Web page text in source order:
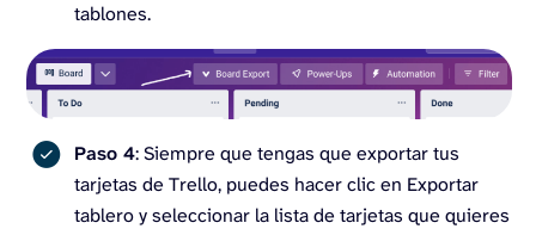
tablones.
Paso 4: Siempre que tengas que exportar tus
tarjetas de Trello, puedes hacer clic en Exportar
tablero y seleccionar la lista de tarjetas que quieres